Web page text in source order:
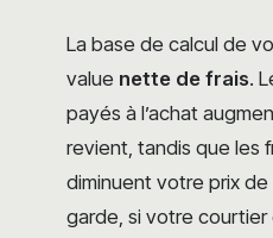
La base de calcul de
value nette de frais.
payés à l’achat
revient, tandis que les
diminuent votre prix
garde, si votre